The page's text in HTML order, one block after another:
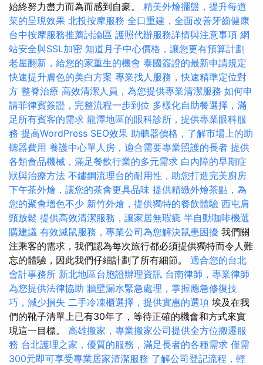
始終努力盡力而為而感到自豪。 精美外燴擺盤，提升每道
菜的呈現效果 北投按摩服務 全口重建，全面改善牙齒健康
台中按摩服務推薦討論區 護照代辦服務詳情與注意事項 網
站安全與SSL加密 知道月子中心價格，讓您更有預算計劃
老屋翻新，給您的家重生的機會 泰國簽證的最新申請規定
快速提升膚色的美白方案 專業找人服務，快速精準定位對
方 整脊治療 高效清潔人員，為您提供專業清潔服務 如何申
請菲律賓簽證，完整流程一步到位 多樣化自助餐選擇，滿
足所有賓客的需求 龍潭地區的眼科診所，提供專業眼科服
務 提高WordPress SEO效果 助聽器價格，了解市場上的助
聽器費用 養護中心單人房，適合需要專業照護的長者 提供
各類食品機械，滿足餐飲行業的多元需求 白內障的早期症
狀與治療方法 不鏽鋼流理台的耐用性，助您打造完美廚房
下午茶外燴，讓您的茶會更具品味 提供精緻外燴茶點，為
您的聚會增色不少 新竹外燴，提供獨特的餐飲體驗 西屯肩
頸放鬆 提供高效清潔服務，讓家居無瑕疵 半自動咖啡機選
購建議 有效滅鼠服務，專業公司為您解決鼠患困擾 我們關
注乘客的需求，我們認為每次旅行都必須提供獨特而令人難
忘的體驗，因此我們仔細計劃了所有細節。 適合您的台北
會計事務所 新北地區台胞證辦理資訊 台南律師，專業律師
為您提供法律協助 牆壁漏水緊急處理，掌握應急修復技
巧，減少損失 二手冷凍櫃選擇，提供實惠的選項 埃及在我
們的靴子清單上已有30年了，等待正確的機會和方式來實
現這一目標。 高雄搬家，專業搬家公司提供全方位搬遷服
務 台北護理之家，優質的服務，滿足長者的各種需求 僅需
300元即可享受專業居家清潔服務 了解公司登記流程，輕